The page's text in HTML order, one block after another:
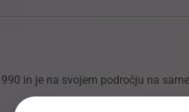
in je na svojem področju na